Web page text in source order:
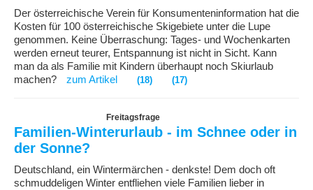
Der österreichische Verein für Konsumenteninformation hat die
Kosten für 100 österreichische Skigebiete unter die Lupe
genommen. Keine Überraschung: Tages- und Wochenkarten
werden erneut teurer, Entspannung ist nicht in Sicht. Kann
man da als Familie mit Kindern überhaupt noch Skiurlaub
machen?
zum Artikel (18) (17)
Freitagsfrage
Familien-Winterurlaub - im Schnee oder in
der Sonne?
Deutschland, ein Wintermärchen - denkste! Dem doch oft
schmuddeligen Winter entfliehen viele Familien lieber in